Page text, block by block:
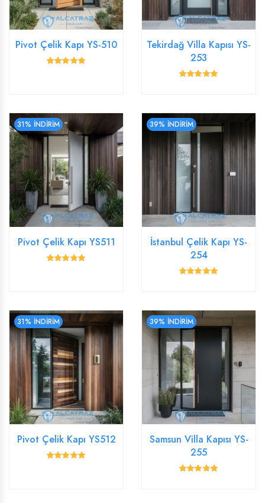
Pivot Çelik Kapı YS-510
Tekirdağ Villa Kapısı YS-
253
31% İNDİRİM
Pivot Çelik Kapı YS511
39% İNDİRİM
İstanbul Çelik Kapı YS-
254
31% İNDİRİM
Pivot Çelik Kapı YS512
39% İNDİRİM
Samsun Villa Kapısı YS-
255